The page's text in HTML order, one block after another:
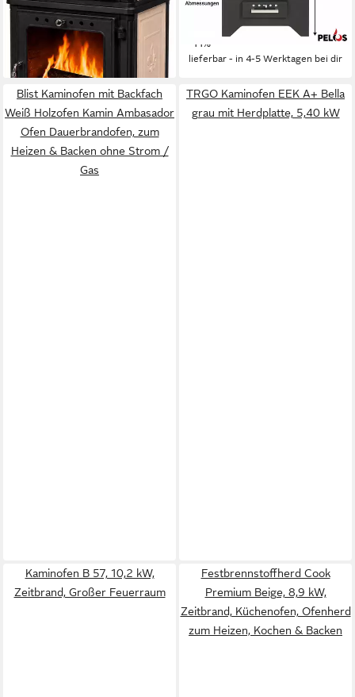
lieferbar - in 5-6 Werktagen bei dir
1.595,00 € UVP1.795,00 €
(227,86 €/ 1 Stk)
-11%
lieferbar - in 4-5 Werktagen bei dir
Blist Kaminofen mit Backfach
Weiß Holzofen Kamin Ambasador
Ofen Dauerbrandofen, zum
Heizen & Backen ohne Strom /
Gas
TRGO Kaminofen EEK A+ Bella
grau mit Herdplatte, 5,40 kW
Kaminofen B 57, 10,2 kW,
Zeitbrand, Großer Feuerraum
Festbrennstoffherd Cook
Premium Beige, 8,9 kW,
Zeitbrand, Küchenofen, Ofenherd
zum Heizen, Kochen & Backen